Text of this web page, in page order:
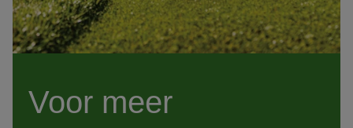
Voor meer